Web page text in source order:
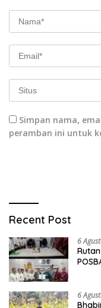
Simpan nama,
peramban ini untuk
Recent Post
6
6